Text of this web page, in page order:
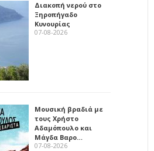
Διακοπή νερού στο
Ξηροπήγαδο
Κυνουρίας
07-08-2026
Μουσική βραδιά με
τους Χρήστο
Αδαμόπουλο και
Μάγδα Βαρο…
07-08-2026